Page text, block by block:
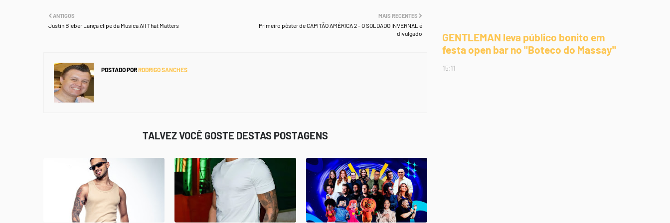
MAIS RECENTES
Primeiro pôster de CAPITÃO AMÉRICA 2 - O SOLDADO INVERNAL é
divulgado
ANTIGOS
Justin Bieber Lança clipe da Musica All That Matters
POSTADO PORRODRIGO SANCHES
TALVEZ VOCÊ GOSTE DESTAS POSTAGENS
GENTLEMAN leva público bonito em
festa open bar no "Boteco do Massay"
15:11